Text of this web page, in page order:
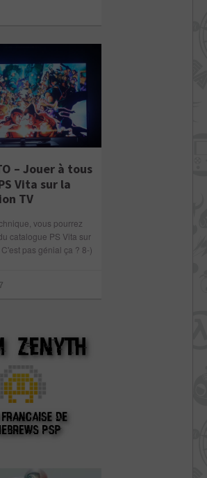
– Jouer à tous
Vita sur la
TV
vous pourrez
catalogue PS Vita sur
pas génial ça ? 8-)